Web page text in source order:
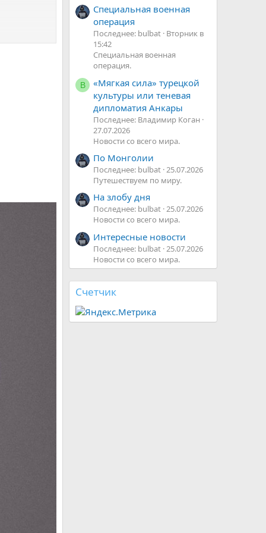
Специальная военная
операция
Последнее: bulbat Вторник в
15:42
Специальная военная
операция.
В
«Мягкая сила» турецкой
культуры или теневая
дипломатия Анкары
Последнее: Владимир Коган
27.07.2026
Новости со всего мира.
По Монголии
Последнее: bulbat 25.07.2026
Путешествуем по миру.
На злобу дня
Последнее: bulbat 25.07.2026
Новости со всего мира.
Интересные новости
Последнее: bulbat 25.07.2026
Новости со всего мира.
Счетчик